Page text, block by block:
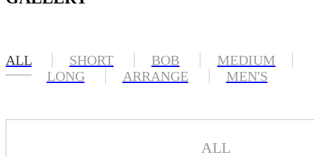
ALL SHORT BOB
MEDIUM
LONG
ARRANGE MEN'S
ALL